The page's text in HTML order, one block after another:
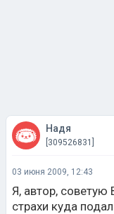
Надя
[309526831]
03 июня 2009, 12:43
Я, автор, советую
страхи куда